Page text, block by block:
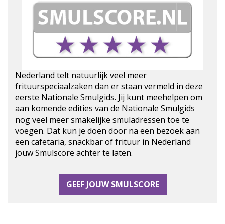
Nederland telt natuurlijk veel meer
frituurspeciaalzaken dan er staan vermeld in deze
eerste Nationale Smulgids. Jij kunt meehelpen om
aan komende edities van de Nationale Smulgids
nog veel meer smakelijke smuladressen toe te
voegen. Dat kun je doen door na een bezoek aan
een cafetaria, snackbar of frituur in Nederland
jouw Smulscore achter te laten.
GEEF JOUW SMULSCORE